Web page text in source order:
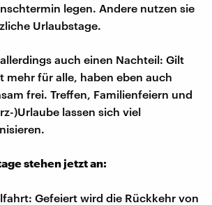
legen. Andere nutzen sie
Urlaubstage.
auch einen Nachteil: Gilt
mehr für alle, haben eben auch
frei. Treffen, Familienfeiern und
)Urlaube lassen sich viel
stehen jetzt an:
Gefeiert wird die Rückkehr von